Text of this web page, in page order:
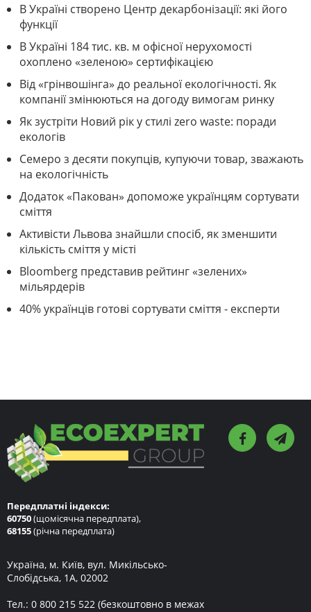
В Україні створено Центр декарбонізації: які його
функції
В Україні 184 тис. кв. м офісної нерухомості
охоплено «зеленою» сертифікацією
Від «грінвошінга» до реальної екологічності. Як
компанії змінюються на догоду вимогам ринку
Як зустріти Новий рік у стилі zero waste: поради
екологів
Семеро з десяти покупців, купуючи товар, зважають
на екологічність
Додаток «Пакован» допоможе українцям сортувати
сміття
Активісти Львова знайшли спосіб, як зменшити
кількість сміття у місті
Bloomberg представив рейтинг «зелених»
мільярдерів
40% українців готові сортувати сміття - експерти
Передплатні індекси:
60750(щомісячна передплата),
68155(річна передплата)
Україна, м. Київ, вул. Микільсько-
Слобідська, 1А, 02002
Тел.: 0 800 215 522 (безкоштовно в межах